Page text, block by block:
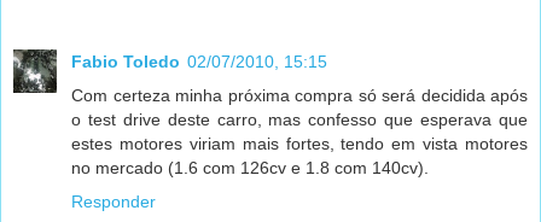
Fabio Toledo 02/07/2010, 15:15
Com certeza minha próxima compra só será decidida após
o test drive deste carro, mas confesso que esperava que
estes motores viriam mais fortes, tendo em vista motores
no mercado (1.6 com 126cv e 1.8 com 140cv).
Responder